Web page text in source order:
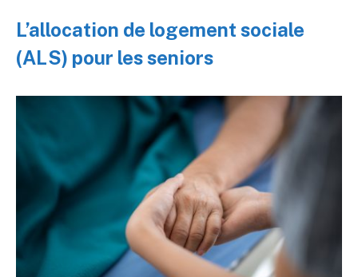
L’allocation de logement sociale
(ALS) pour les seniors